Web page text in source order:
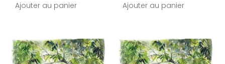
Ajouter au panier Ajouter au panier